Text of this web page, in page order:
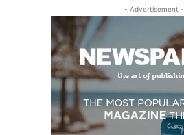
- Advertisement -